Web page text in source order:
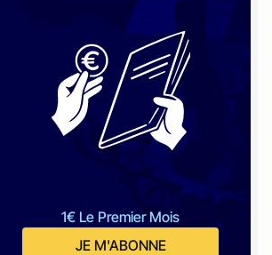
1€ Le Premier Mois
JE M'ABONNE